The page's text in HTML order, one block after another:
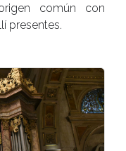
común con
presentes.